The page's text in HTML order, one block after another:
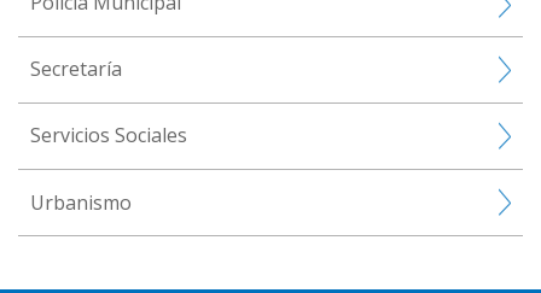
Secretaría
Servicios Sociales
Urbanismo